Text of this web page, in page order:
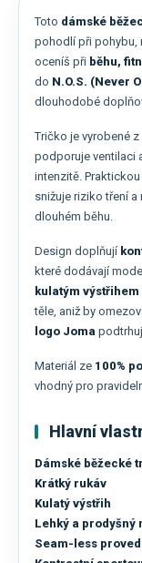
Toto dámské
pohodlí při pohybu,
oceníš při běhu,
do N.O.S. (Never
dlouhodobé
Tričko je vyrobené z
podporuje ventilaci
intenzitě.
snižuje riziko tření
dlouhém běhu.
Design doplňují
které dodávají
kulatým výstřihem
těle, aniž by
logo Joma
Materiál ze 100%
vhodný pro
Hlavní
Dámské běžecké
Krátký rukáv
Kulatý výstřih
Lehký a prodyšný
Seam-less